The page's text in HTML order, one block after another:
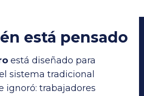
está pensado
está diseñado para
sistema tradicional
ignoró: trabajadores